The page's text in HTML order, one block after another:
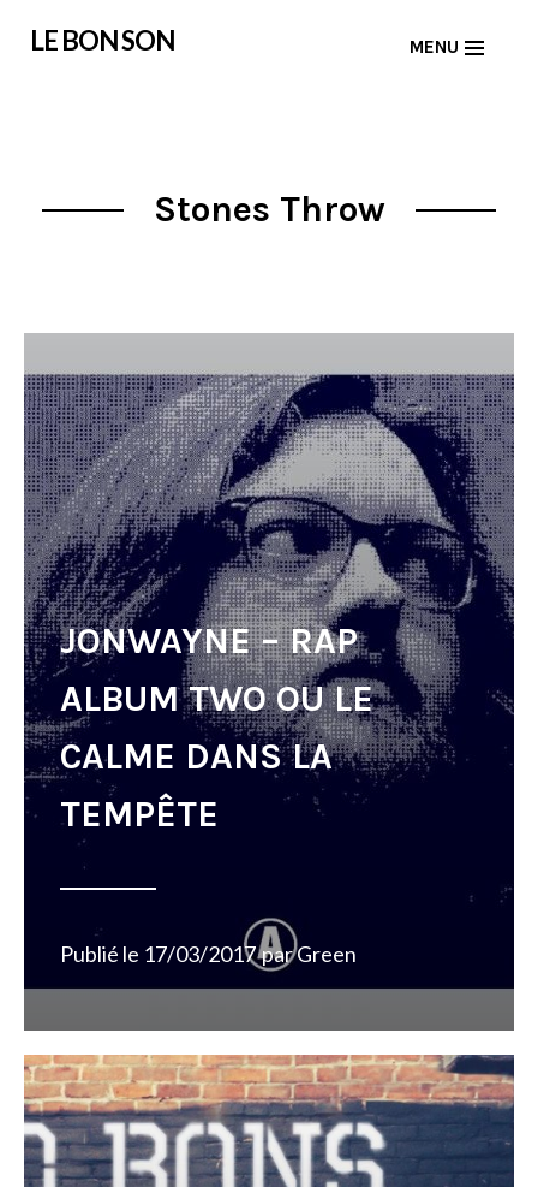
LE BON SON MENU
Stones Throw
JONWAYNE – RAP
ALBUM TWO OU LE
CALME DANS LA
TEMPÊTE
Publié le 17/03/2017 parGreen